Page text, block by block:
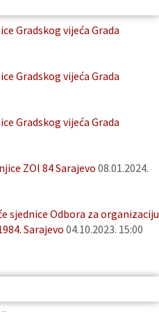
Gradskog vijeća Grada
Gradskog vijeća Grada
Gradskog vijeća Grada
ZOI 84 Sarajevo 08.01.2024.
sjednice Odbora za organizaciju
Sarajevo 04.10.2023. 15:00